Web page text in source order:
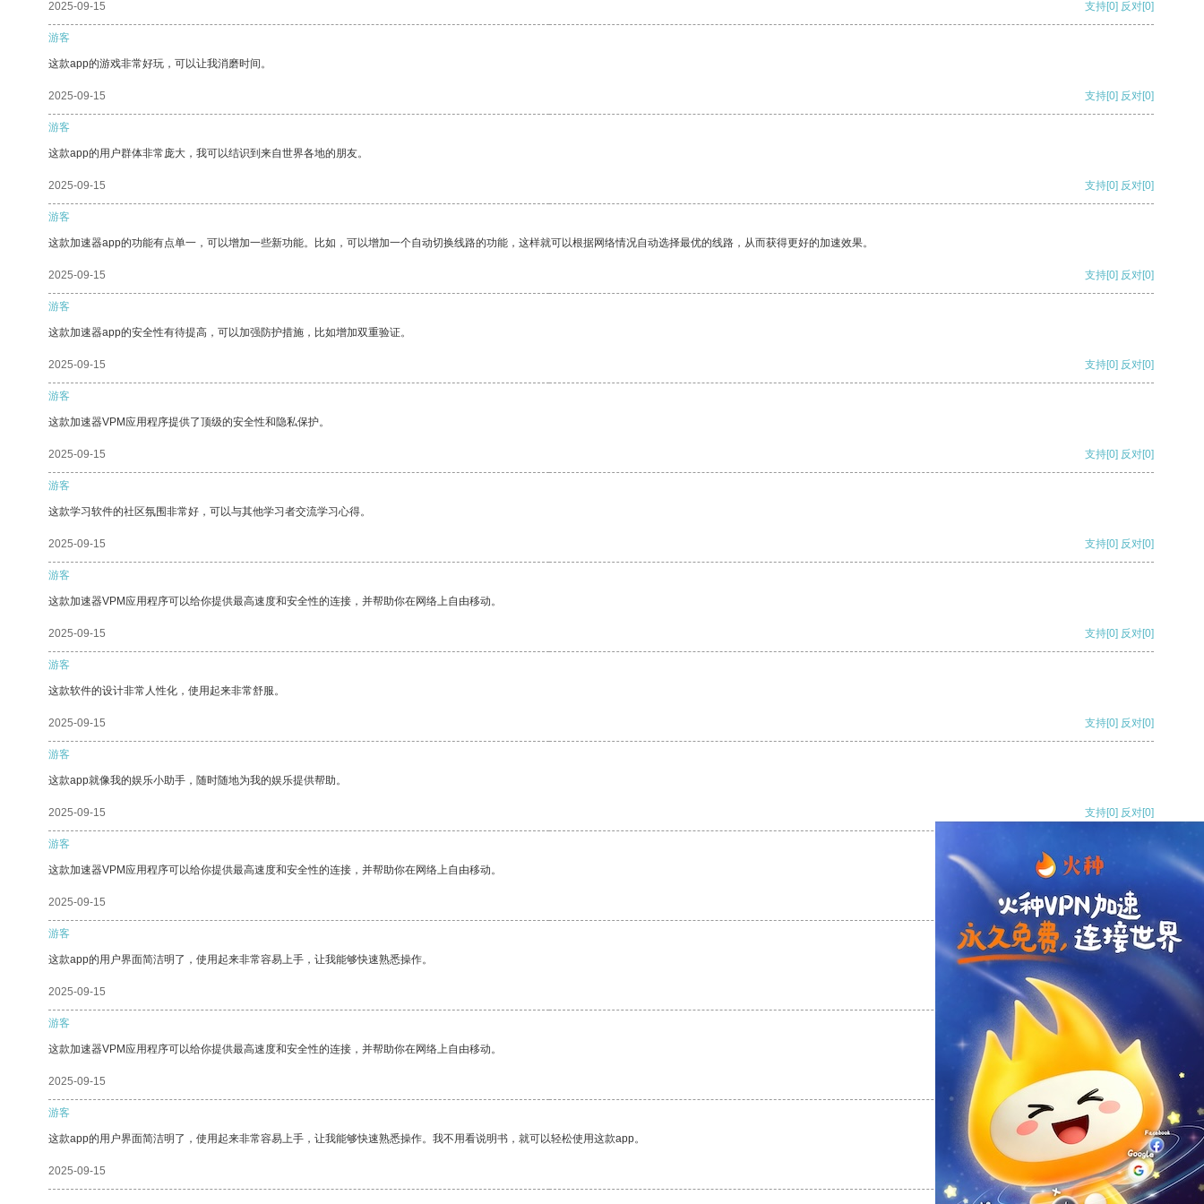
2025-09-15 支持[0] 反对[0]
游客
这款app的游戏非常好玩，可以让我消磨时间。
2025-09-15 支持[0] 反对[0]
游客
这款app的用户群体非常庞大，我可以结识到来自世界各地的朋友。
2025-09-15 支持[0] 反对[0]
游客
这款加速器app的功能有点单一，可以增加一些新功能。比如，可以增加一个自动切换线路的功能，这样就可以根据网络情况自动选择最优的线路，从而获得更好的加速效果。
2025-09-15 支持[0] 反对[0]
游客
这款加速器app的安全性有待提高，可以加强防护措施，比如增加双重验证。
2025-09-15 支持[0] 反对[0]
游客
这款加速器VPM应用程序提供了顶级的安全性和隐私保护。
2025-09-15 支持[0] 反对[0]
游客
这款学习软件的社区氛围非常好，可以与其他学习者交流学习心得。
2025-09-15 支持[0] 反对[0]
游客
这款加速器VPM应用程序可以给你提供最高速度和安全性的连接，并帮助你在网络上自由移动。
2025-09-15 支持[0] 反对[0]
游客
这款软件的设计非常人性化，使用起来非常舒服。
2025-09-15 支持[0] 反对[0]
游客
这款app就像我的娱乐小助手，随时随地为我的娱乐提供帮助。
2025-09-15 支持[0] 反对[0]
游客
这款加速器VPM应用程序可以给你提供最高速度和安全性的连接，并帮助你在网络上自由移动。
2025-09-15 支持[0] 反对
游客
这款app的用户界面简洁明了，使用起来非常容易上手，让我能够快速熟悉操作。
2025-09-15 支持
游客
这款加速器VPM应用程序可以给你提供最高速度和安全性的连接，并帮助你在网络上自由移动。
2025-09-15 反对 [0]
游客
这款app的用户界面简洁明了，使用起来非常容易上手，让我能够快速熟悉操作。我不用看说明书，就可以轻松使用这款app。
2025-09-15 支持[0] 反对[0]